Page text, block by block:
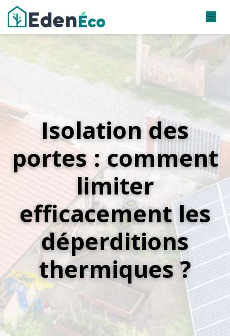
Isolation des
portes : comment
limiter
efficacement les
déperditions
thermiques ?